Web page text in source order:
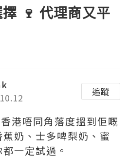
🍷 代理商又平
追蹤
港唔同角落度搵到佢嘅
奶、士多啤梨奶、蜜
一定試過。